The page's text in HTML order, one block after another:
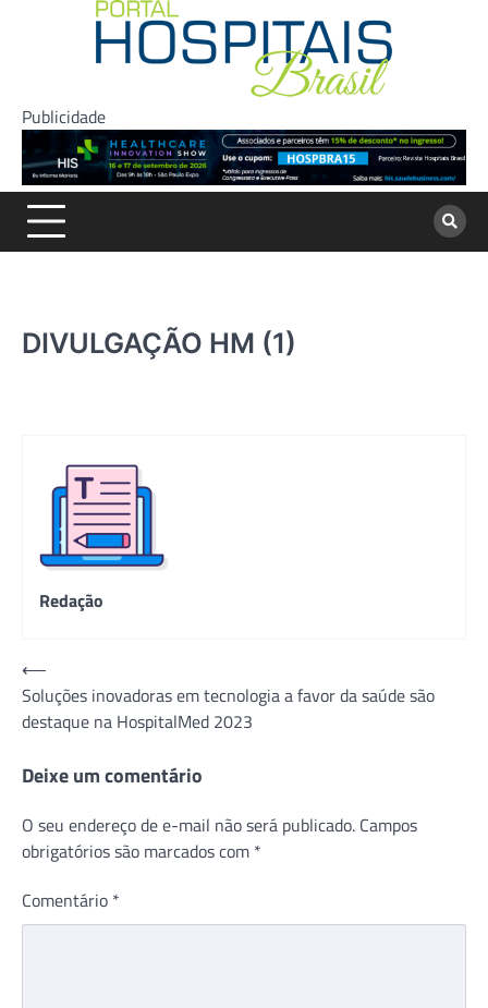
Publicidade
DIVULGAÇÃO HM (1)
Redação
Navegação
de
Post
⟵
Soluções inovadoras em tecnologia a favor da saúde são
destaque na HospitalMed 2023
Deixe um comentário
O seu endereço de e-mail não será publicado. Campos
obrigatórios são marcados com *
Comentário *